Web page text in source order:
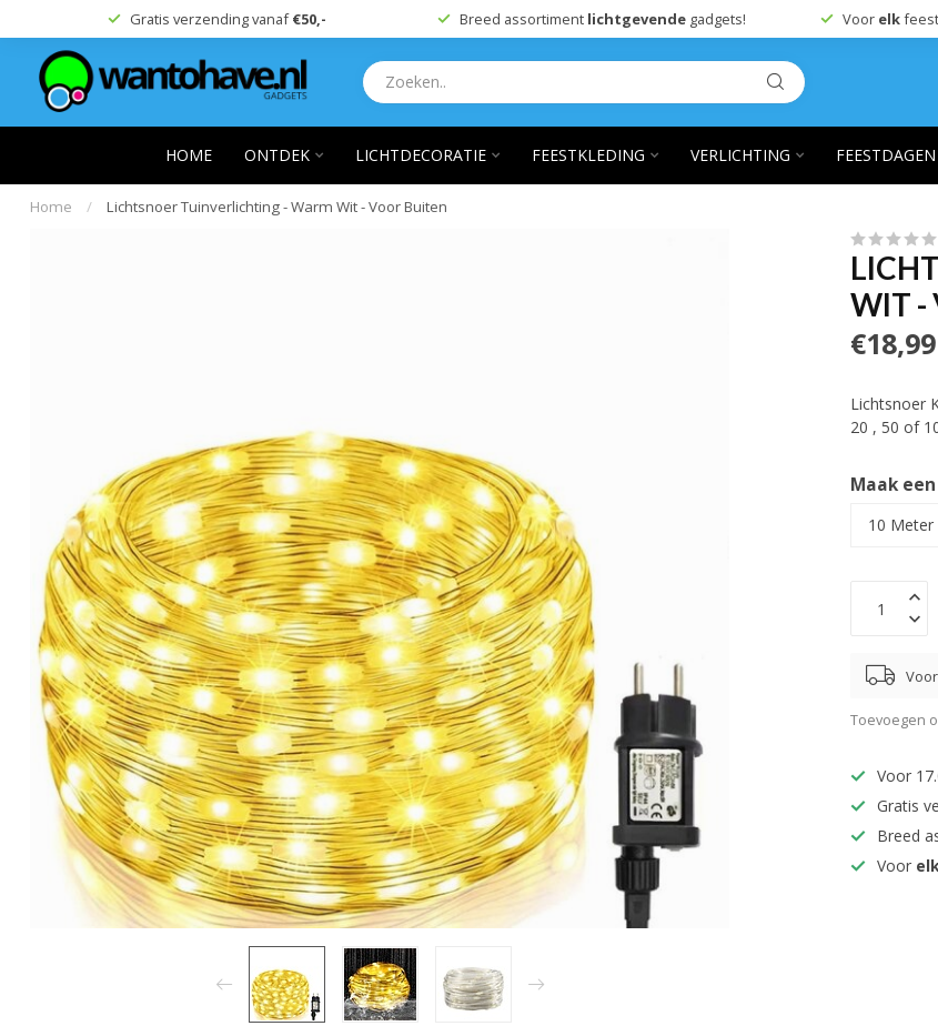
Gratis verzending vanaf€50,- Breed assortiment lichtgevendegadgets! Voor elk
HOME ONTDEK LICHTDECORATIE FEESTKLEDING VERLICHTING FEESTDAGEN
Home / Lichtsnoer Tuinverlichting - Warm Wit - Voor Buiten
WIT -
€18,99
Lichtsnoer
20 , 50 of
Maak
Toevoegen
Voor
Gratis
Breed
Voor